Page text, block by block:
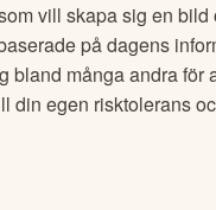
vill skapa sig en
på dagens
bland många andra för
din egen risktolerans